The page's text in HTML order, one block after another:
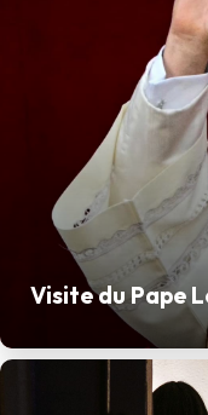
Visite du Pape